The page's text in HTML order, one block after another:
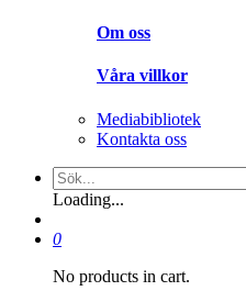
Om oss
Våra villkor
Mediabibliotek
Kontakta oss
Loading...
0
No products in cart.